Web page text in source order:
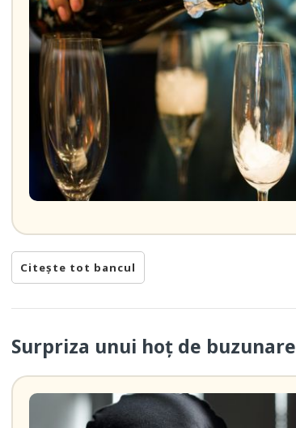
Citește tot bancul
Surpriza unui hoţ de buzunare